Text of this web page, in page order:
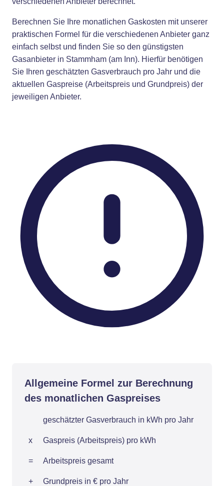
Berechnen Sie Ihre monatlichen Gaskosten mit unserer
praktischen Formel für die verschiedenen Anbieter ganz
einfach selbst und finden Sie so den günstigsten
Gasanbieter in Stammham (am Inn). Hierfür benötigen
Sie Ihren geschätzten Gasverbrauch pro Jahr und die
aktuellen Gaspreise (Arbeitspreis und Grundpreis) der
jeweiligen Anbieter.
Allgemeine Formel zur Berechnung
des monatlichen Gaspreises
geschätzter Gasverbrauch in kWh pro Jahr
x Gaspreis (Arbeitspreis) pro kWh
= Arbeitspreis gesamt
+ Grundpreis in € pro Jahr